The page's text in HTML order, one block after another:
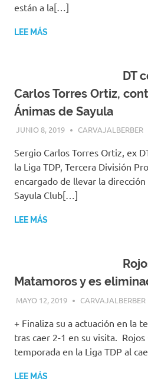
están a la[…]
LEE MÁS
DT
Carlos Torres Ortiz,
Ánimas de Sayula
JUNIO 8, 2019 CARVAJALBERBER
Sergio Carlos Torres Ortiz, ex
la Liga TDP, Tercera División
encargado de llevar la
Sayula Club[…]
LEE MÁS
Matamoros y es
MAYO 12, 2019 CARVAJALBERBER
+ Finaliza su a actuación en la
tras caer 2-1 en su visita.
temporada en la Liga TDP al
LEE MÁS